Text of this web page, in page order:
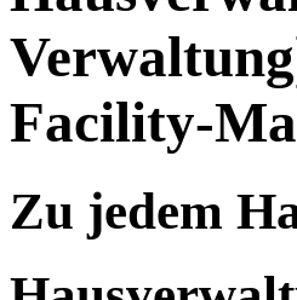
Facility-
Zu jedem